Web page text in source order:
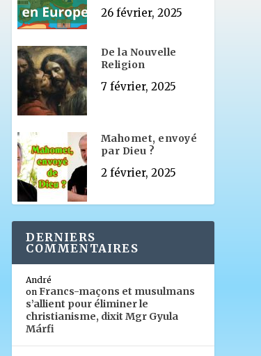
26 février, 2025
De la Nouvelle
Religion
7 février, 2025
Mahomet, envoyé
par Dieu ?
2 février, 2025
DERNIERS
COMMENTAIRES
André
onFrancs-maçons et musulmans
s’allient pour éliminer le
christianisme, dixit Mgr Gyula
Márfi